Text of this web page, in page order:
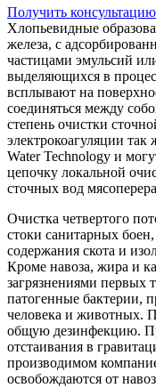
Получить
Хлопьевидные
железа, с
частицами эмульсий
выделяющихся в
всплывают на
соединяться между
степень очистки
электрокоагуляции
Water Technology и
цепочку локальной
сточных вод
Очистка четвертого
стоки санитарных
содержания скота и
Кроме навоза, жира и
загрязнениями первых
патогенные бактерии,
человека и животных.
общую дезинфекцию.
отстаивания в
производимом
освобождаются от